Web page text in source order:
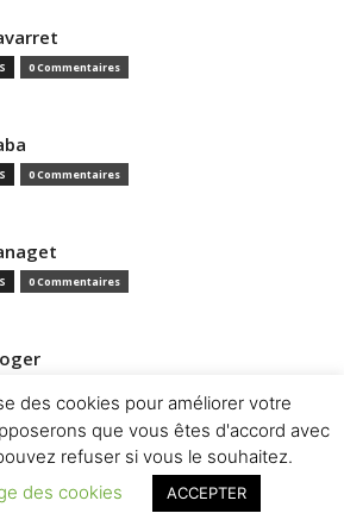
0 Commentaires
0 Commentaires
0 Commentaires
0 Commentaires
des cookies pour améliorer votre
que vous êtes d'accord avec
refuser si vous le souhaitez.
des cookies
ACCEPTER